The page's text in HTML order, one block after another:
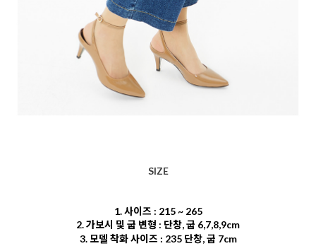
SIZE
1. 사이즈 : 215 ~ 265
2. 가보시 및 굽 변형 : 단창, 굽 6,7,8,9cm
3. 모델 착화 사이즈 : 235 단창, 굽 7cm